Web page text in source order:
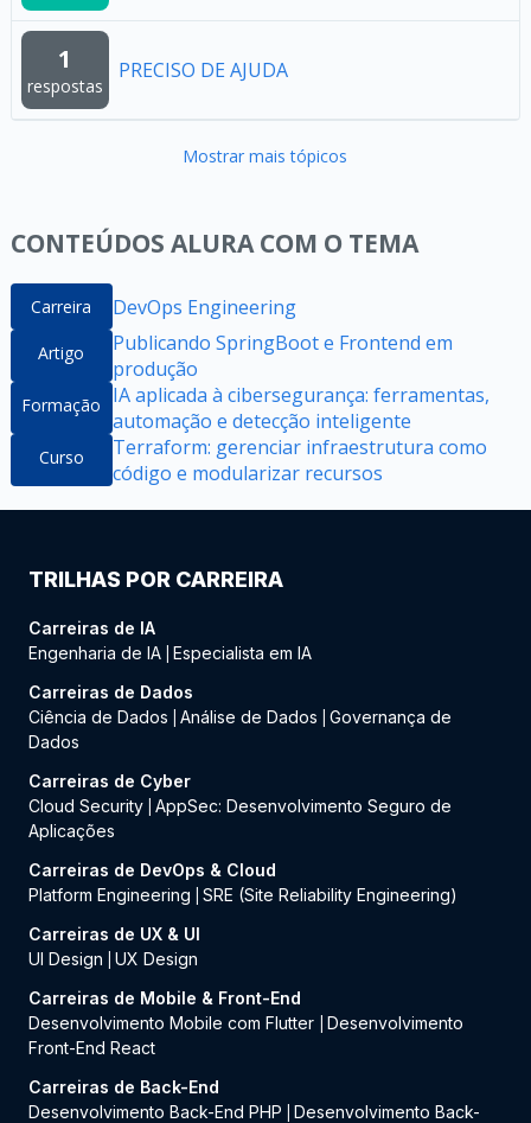
1
respostas
PRECISO DE AJUDA
Mostrar mais tópicos
CONTEÚDOS ALURA COM O TEMA
Carreira DevOps Engineering
Artigo
Publicando SpringBoot e Frontend em
produção
Formação
IA aplicada à cibersegurança: ferramentas,
automação e detecção inteligente
Curso
Terraform: gerenciar infraestrutura como
código e modularizar recursos
TRILHAS POR CARREIRA
Carreiras de IA
Engenharia de IA Especialista em IA
Carreiras de Dados
Ciência de Dados
Análise de Dados
Governança de
Dados
Carreiras de Cyber
Cloud Security AppSec: Desenvolvimento Seguro de
Aplicações
Carreiras de DevOps & Cloud
Platform Engineering
SRE (Site Reliability Engineering)
Carreiras de UX & UI
UI Design
UX Design
Carreiras de Mobile & Front-End
Desenvolvimento Mobile com Flutter
Desenvolvimento
Front-End React
Carreiras de Back-End
Desenvolvimento Back-End PHP
Desenvolvimento Back-